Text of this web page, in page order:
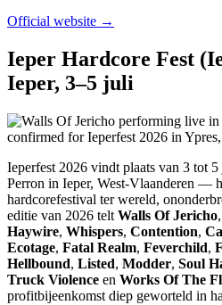
Official website →
Ieper Hardcore Fest
Ieper, 3–5 juli
Ieperfest 2026 vindt plaats van 3 tot
Perron in Ieper, West-Vlaanderen —
hardcorefestival ter wereld,
editie van 2026 telt Walls Of Jericho,
Haywire, Whispers, Contention,
Ecotage, Fatal Realm, Feverchild,
Hellbound, Listed, Modder, Soul
Truck Violence en Works Of The
profitbijeenkomst diep geworteld in